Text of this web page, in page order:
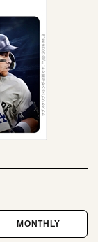
MONTHLY